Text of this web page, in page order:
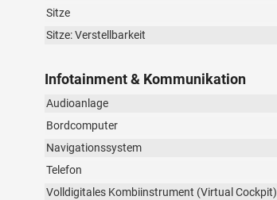
Sitze
Sitze: Verstellbarkeit
Infotainment & Kommunikation
Audioanlage
Bordcomputer
Navigationssystem
Telefon
Volldigitales Kombiinstrument (Virtual Cockpit)